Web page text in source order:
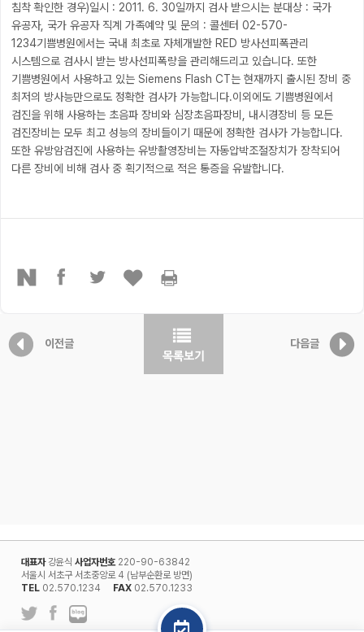
침착 확인한 경우)일시 : 2011. 6. 30일까지 검사 받으시는 분대상 : 국가
유공자, 국가 유공자 직계 가족예약 및 문의 : 콜센터 02-570-
1234기쁨병원에서는 국내 최초로 자체개발한 RED 방사선피폭관리
시스템으로 검사시 받는 방사선피폭량을 관리해드리고 있습니다.또한
기쁨병원에서 사용하고 있는 Siemens Flash CT는 현재까지 출시된 장비 중
최저의 방사능만으로도 정확한 검사가 가능합니다.이외에도 기쁨병원에서
검진을 위해 사용하는 초음파 장비와 심장초음파장비, 내시경장비 등 모든
검진장비는 모두 최고 성능의 장비들이기 때문에 정확한 검사가 가능합니다.
또한 유방암검진에 사용하는 유방촬영장비는 자동압박조절장치가 장착되어
다른 장비에 비해 검사 중 획기적으로 적은 통증을 유발합니다.
이전글 다음글
대표자강윤식 사업자번호220-90-63842
서울시 서초구 서초중앙로 4 (남부순환로 방면)
TEL 02.570.1234 FAX 02.570.1233